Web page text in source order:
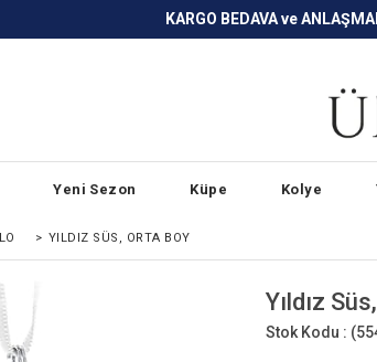
ve ANLAŞMALI BANKALARDA
Yeni Sezon Küpe Kolye
> YILDIZ SÜS, ORTA BOY
Yıldız
Stok Kodu :